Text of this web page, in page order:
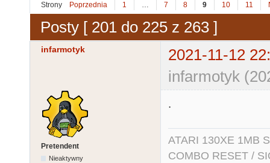
Strony Poprzednia 1 … 7 8 9 10 11
Posty [ 201 do 225 z 263 ]
infarmotyk
2021-11-12
infarmotyk
Pretendent
Nieaktywny
.
ATARI 130XE 1MB
COMBO RESET /